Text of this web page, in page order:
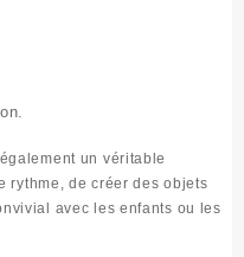
un véritable
rythme, de créer des objets
avec les enfants ou les